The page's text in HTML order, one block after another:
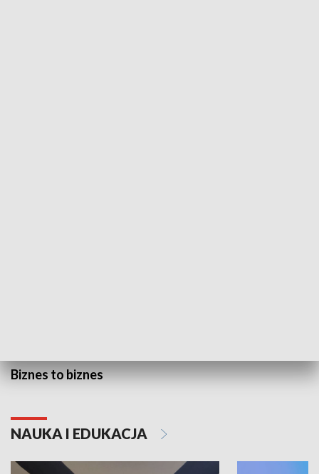
Biznes to biznes
NAUKA I EDUKACJA